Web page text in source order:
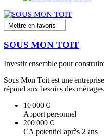
Mettre en favoris
SOUS MON TOIT
Investir ensemble pour
Sous Mon Toit est une
répond aux besoins des
10 000 €
Apport personnel
200 000 €
CA potentiel après 2 ans